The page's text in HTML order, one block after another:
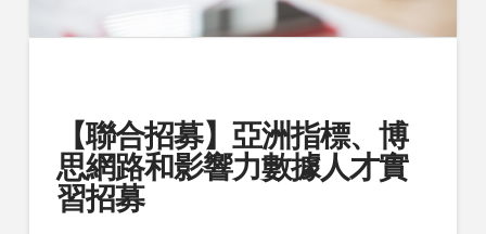
【聯合招募】亞洲指標、博
思網路和影響力數據人才實
習招募